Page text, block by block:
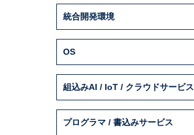
統合開発環境
OS
組込みAI / IoT / クラウドサービス
プログラマ / 書込みサービス